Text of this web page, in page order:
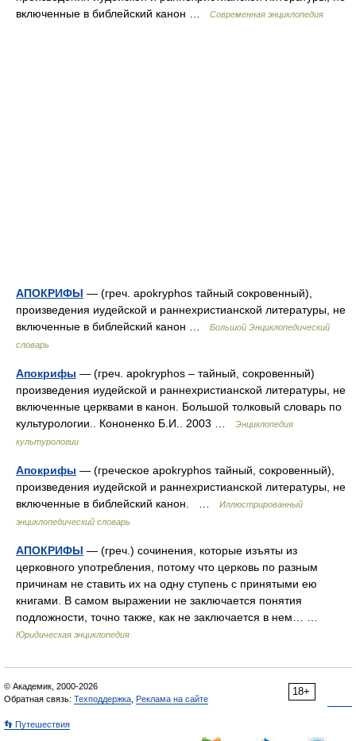
включенные в библейский канон …
Современная энциклопедия
АПОКРИФЫ — (греч. apokryphos тайный сокровенный),
произведения иудейской и раннехристианской литературы, не
включенные в библейский канон …
Большой Энциклопедический
словарь
Апокрифы — (греч. apokryphos – тайный, сокровенный)
произведения иудейской и раннехристианской литературы, не
включенные церквами в канон. Большой толковый словарь по
культурологии.. Кононенко Б.И.. 2003 …
Энциклопедия
культурологии
Апокрифы — (греческое apokryphos тайный, сокровенный),
произведения иудейской и раннехристианской литературы, не
включенные в библейский канон. …
Иллюстрированный
энциклопедический словарь
АПОКРИФЫ — (греч.) сочинения, которые изъяты из
церковного употребления, потому что церковь по разным
причинам не ставить их на одну ступень с принятыми ею
книгами. В самом выражении не заключается понятия
подложности, точно также, как не заключается в нем… …
Юридическая энциклопедия
18+
© Академик, 2000-2026
Обратная связь: Техподдержка Реклама на сайте
👣 Путешествия